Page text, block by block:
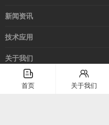
接近开关
路灯控制器
新闻资讯
企业新闻
技术应用
技术支持
应用案例
常见问题
关于我们
企业简介
客服热线
󦤹
首页
󦃩
关于我们